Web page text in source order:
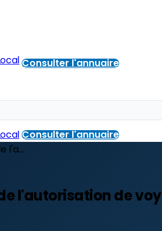
Consulter l'annuaire
Consulter l'annuaire
l'a...
l'autorisation de